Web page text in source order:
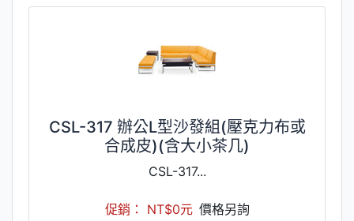
CSL-317 辦公L型沙發組(壓克力布或
合成皮)(含大小茶几)
CSL-317...
促銷： NT$0元 價格另詢